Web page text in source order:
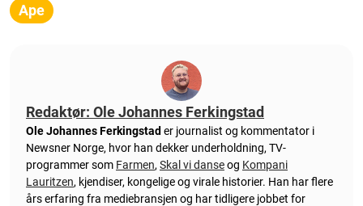
Ape
Redaktør: Ole Johannes Ferkingstad
Ole Johannes Ferkingstad er journalist og kommentator i
Newsner Norge, hvor han dekker underholdning, TV-
programmer som Farmen, Skal vi danseog Kompani
Lauritzen, kjendiser, kongelige og virale historier. Han har flere
års erfaring fra mediebransjen og har tidligere jobbet for